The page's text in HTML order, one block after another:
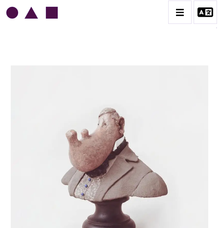
BIOGRAPHIE
CATALOGUE DES OEUVRES
L'AMOUR
L'ORDRE & LES MILITAIRES
LE GENRE HUMAIN
LES MAIRES
CONTACT